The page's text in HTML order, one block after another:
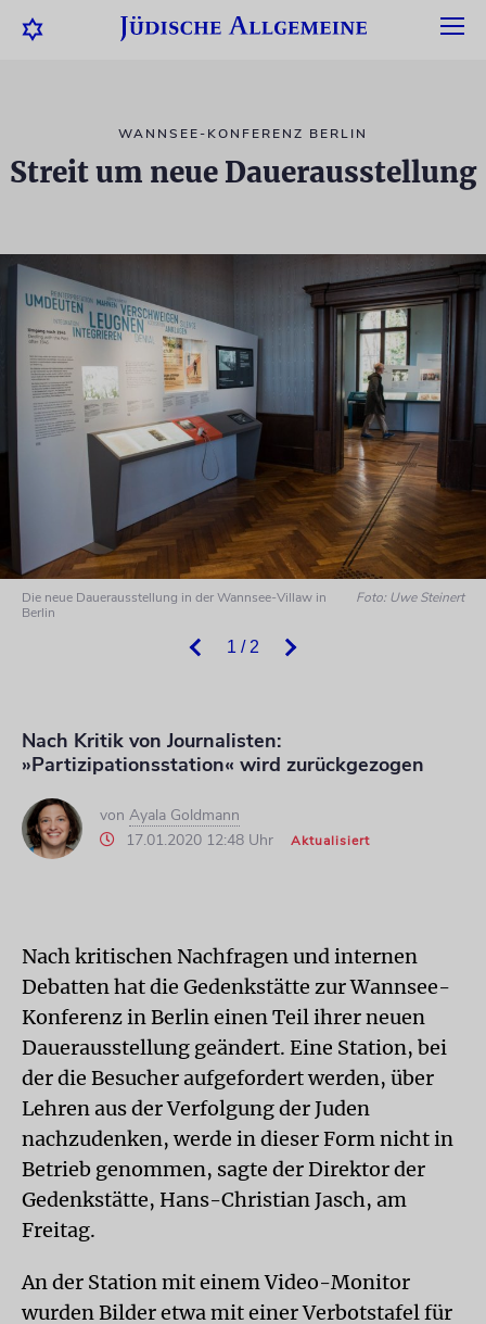
WANNSEE-KONFERENZ BERLIN
Streit um neue Dauerausstellung
1 / 2
Die neue Dauerausstellung in der Wannsee-Villaw in
Berlin
Foto: Uwe Steinert
Nach Kritik von Journalisten:
»Partizipationsstation« wird zurückgezogen
von Ayala Goldmann
17.01.2020 12:48 Uhr
Aktualisiert
Nach kritischen Nachfragen und internen
Debatten hat die Gedenkstätte zur Wannsee-
Konferenz in Berlin einen Teil ihrer neuen
Dauerausstellung geändert. Eine Station, bei
der die Besucher aufgefordert werden, über
Lehren aus der Verfolgung der Juden
nachzudenken, werde in dieser Form nicht in
Betrieb genommen, sagte der Direktor der
Gedenkstätte, Hans-Christian Jasch, am
Freitag.
An der Station mit einem Video-Monitor
wurden Bilder etwa mit einer Verbotstafel für